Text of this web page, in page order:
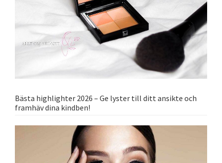
Bästa highlighter 2026 – Ge lyster till ditt ansikte och
framhäv dina kindben!